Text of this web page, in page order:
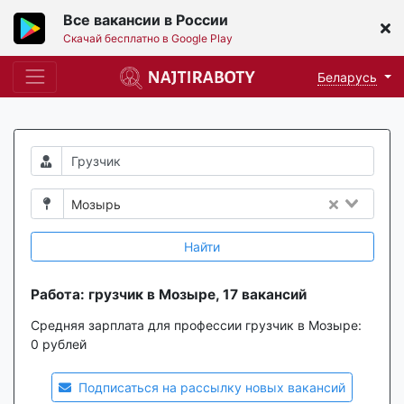
Все вакансии в России
Скачай бесплатно в Google Play
Беларусь
Мозырь
Найти
Работа: грузчик в Мозыре, 17 вакансий
Средняя зарплата для профессии грузчик в Мозыре:
0 рублей
Подписаться на рассылку новых вакансий